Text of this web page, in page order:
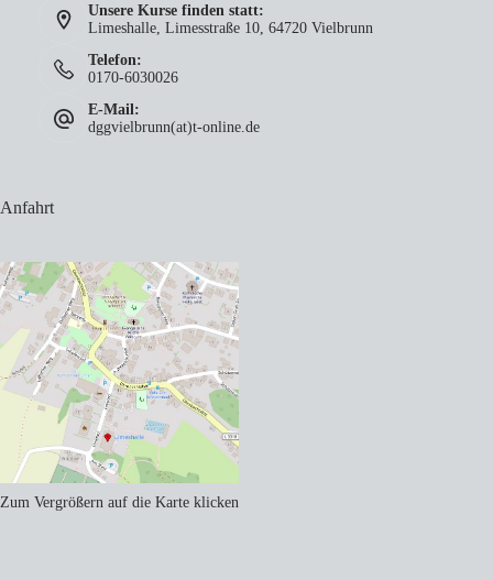
Unsere Kurse finden statt:
Limeshalle, Limesstraße 10, 64720 Vielbrunn
Telefon:
0170-6030026
E-Mail:
dggvielbrunn(at)t-online.de
Anfahrt
Zum Vergrößern auf die Karte klicken